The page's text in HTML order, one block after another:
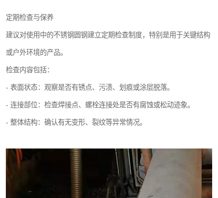
定期检查与保养
建议对使用中的不锈钢圆钢建立定期检查制度，特别是用于关键结构
或户外环境的产品。
检查内容包括：
- 表面状态：观察是否有锈点、污渍、划痕或涂层脱落。
- 连接部位：检查焊接点、螺栓连接处是否有腐蚀或松动迹象。
- 整体结构：确认有无变形、裂纹等异常情况。